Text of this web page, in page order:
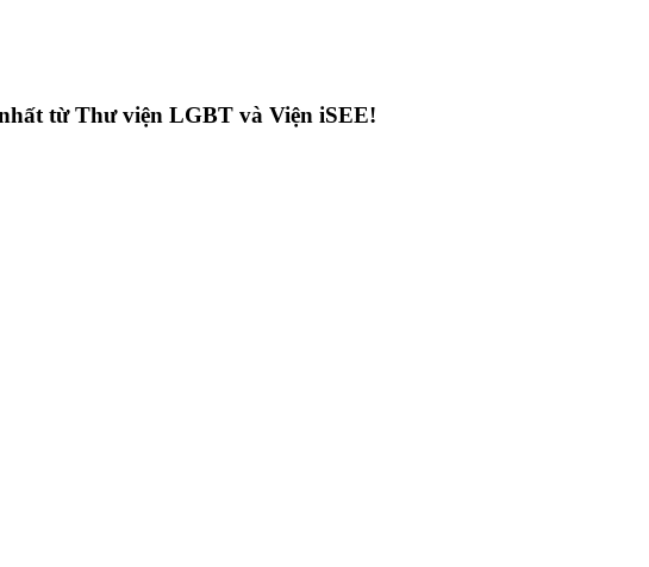
từ Thư viện LGBT và Viện iSEE!